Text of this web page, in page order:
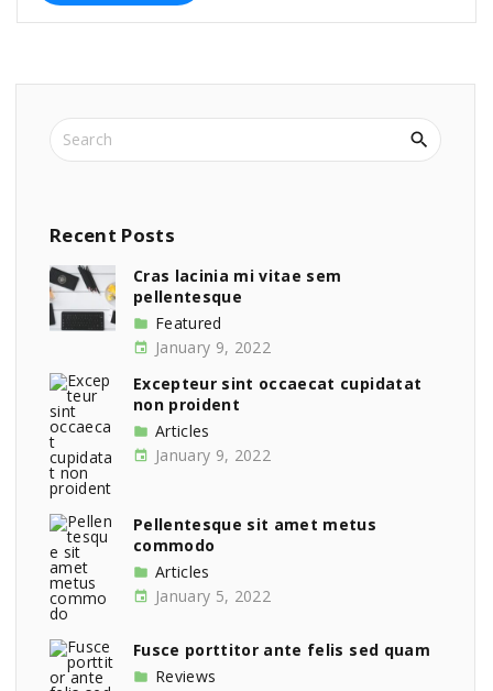
Recent Posts
Cras lacinia mi vitae sem
pellentesque
Featured
January 9, 2022
Excepteur sint occaecat cupidatat
non proident
Articles
January 9, 2022
Pellentesque sit amet metus
commodo
Articles
January 5, 2022
Fusce porttitor ante felis sed quam
Reviews